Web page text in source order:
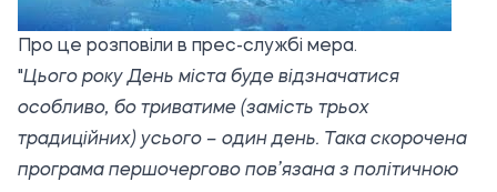
Про це розповіли в прес-службі мера.
"Цього року День міста буде відзначатися
особливо, бо триватиме (замість трьох
традиційних) усього – один день. Така скорочена
програма першочергово пов’язана з політичною